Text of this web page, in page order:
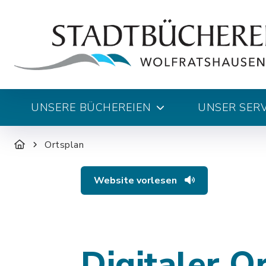
UNSERE BÜCHEREIEN UNSER
Ortsplan
Website vorlesen